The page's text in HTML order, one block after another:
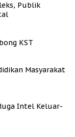
Publik
KST
Masyarakat
Intel Keluar-